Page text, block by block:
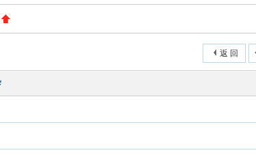
返 回